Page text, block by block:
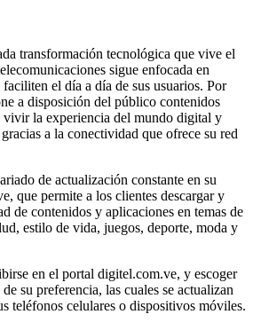
transformación tecnológica que vive el
sigue enfocada en
el día a día de sus usuarios. Por
a disposición del público contenidos
vivir la experiencia del mundo digital y
a la conectividad que ofrece su red
de actualización constante en su
que permite a los clientes descargar y
de contenidos y aplicaciones en temas de
estilo de vida, juegos, deporte, moda y
en el portal digitel.com.ve, y escoger
su preferencia, las cuales se actualizan
teléfonos celulares o dispositivos móviles.